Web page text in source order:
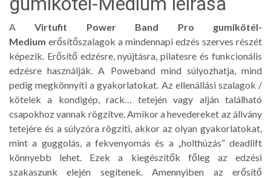
AVirtufit Power Band Pro gumikötél-
Medium erősítőszalagok a mindennapi edzés szerves részét
képezik. Erősítő edzésre, nyújtásra, pilatesre és funkcionális
edzésre használják. A Poweband mind súlyozhatja, mind
pedig megkönnyíti a gyakorlatokat. Az ellenállási szalagok /
kötelek a kondigép, rack… tetején vagy alján található
csapokhoz vannak rögzítve. Amikor a hevedereket az állvány
tetejére és a súlyzóra rögzíti, akkor az olyan gyakorlatokat,
mint a guggolás, a fekvenyomás és a „holthúzás” deadlift
könnyebb lehet. Ezek a kiegészítők főleg az edzési
szakaszunk elején segítenek. Amennyiben az erősítő